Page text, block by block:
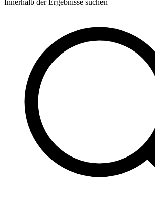
Innerhalb der Ergebnisse suchen